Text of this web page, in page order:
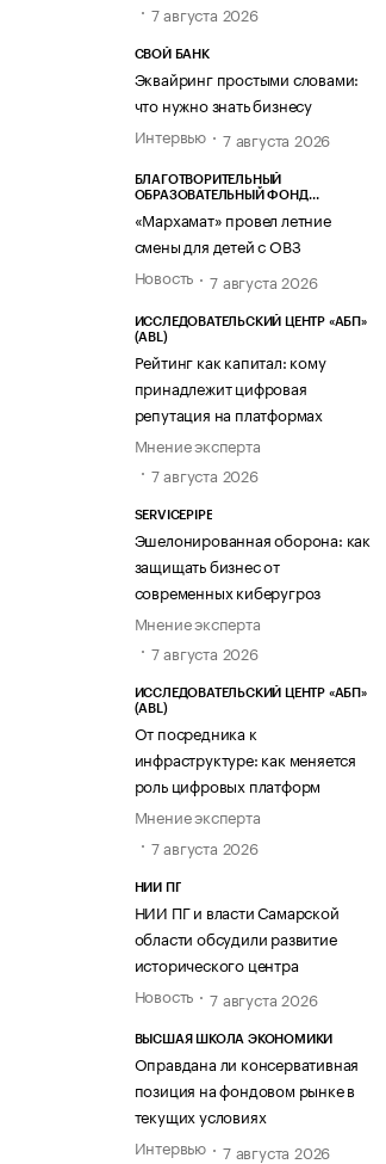
7 августа 2026
СВОЙ БАНК
Эквайринг простыми словами:
что нужно знать бизнесу
Интервью
7 августа 2026
БЛАГОТВОРИТЕЛЬНЫЙ
ОБРАЗОВАТЕЛЬНЫЙ ФОНД
«Мархамат» провел летние
смены для детей с ОВЗ
Новость
7 августа 2026
ИССЛЕДОВАТЕЛЬСКИЙ ЦЕНТР «АБП»
(ABL)
Рейтинг как капитал: кому
принадлежит цифровая
репутация на платформах
Мнение эксперта
7 августа 2026
SERVICEPIPE
Эшелонированная оборона: как
защищать бизнес от
современных киберугроз
Мнение эксперта
7 августа 2026
ИССЛЕДОВАТЕЛЬСКИЙ ЦЕНТР «АБП»
(ABL)
От посредника к
инфраструктуре: как меняется
роль цифровых платформ
Мнение эксперта
7 августа 2026
НИИ ПГ
НИИ ПГ и власти Самарской
области обсудили развитие
исторического центра
Новость
7 августа 2026
ВЫСШАЯ ШКОЛА ЭКОНОМИКИ
Оправдана ли консервативная
позиция на фондовом рынке в
текущих условиях
Интервью
7 августа 2026